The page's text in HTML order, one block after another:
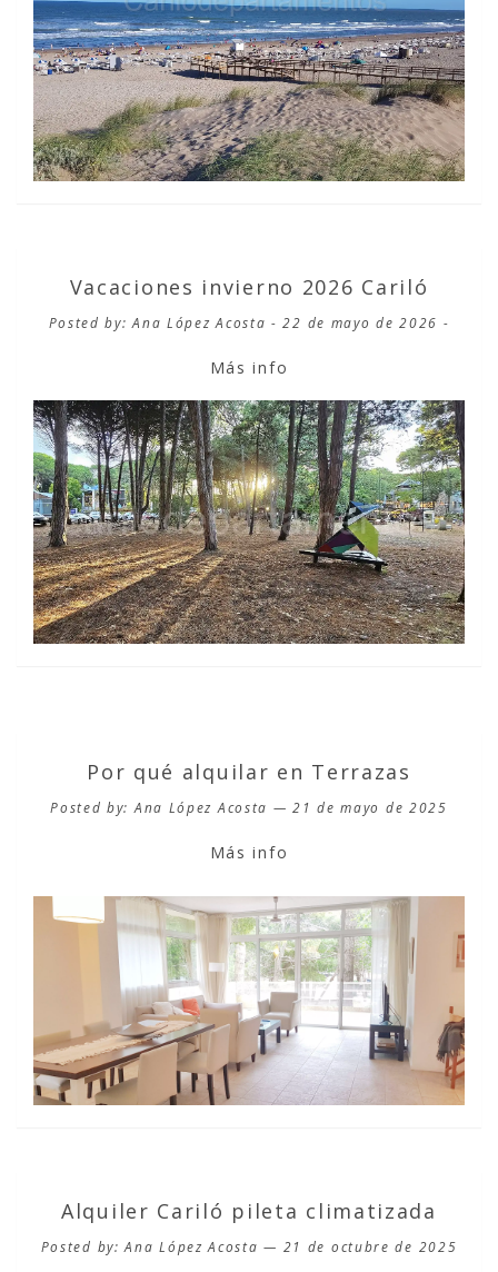
Vacaciones invierno 2026 Cariló
Posted by: Ana López Acosta - 22 de mayo de 2026 -
Más info
Por qué alquilar en Terrazas
Posted by: Ana López Acosta — 21 de mayo de 2025
Más info
Alquiler Cariló pileta climatizada
Posted by: Ana López Acosta — 21 de octubre de 2025